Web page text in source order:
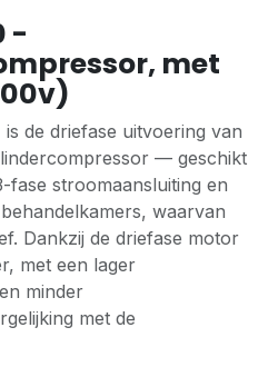
-
met
de driefase uitvoering van
— geschikt
stroomaansluiting en
waarvan
Dankzij de driefase motor
met een lager
minder
met de